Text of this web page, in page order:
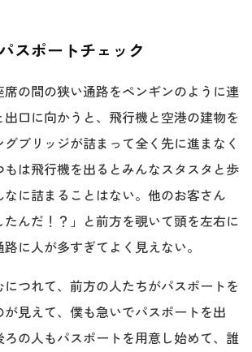
スポートチェック
の間の狭い通路をペンギンのように連
口に向かうと、飛行機と空港の建物を
ブリッジが詰まって全く先に進まなく
は飛行機を出るとみんなスタスタと歩
なに詰まることはない。他のお客さん
んだ！？」と前方を覗いて頭を左右に
に人が多すぎてよく見えない。
つれて、前方の人たちがパスポートを
見えて、僕も急いでパスポートを出
の人もパスポートを用意し始めて、誰